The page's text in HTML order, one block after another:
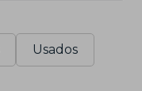
Usados